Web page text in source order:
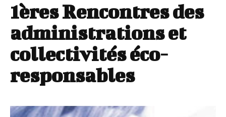
1ères Rencontres des
administrations et
collectivités éco-
responsables